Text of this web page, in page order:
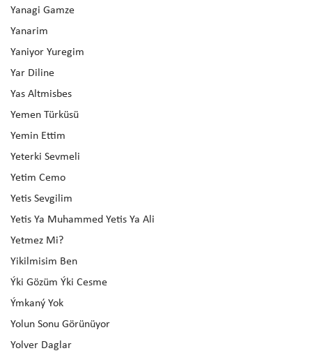
Yanagi Gamze
Yanarim
Yaniyor Yuregim
Yar Diline
Yas Altmisbes
Yemen Türküsü
Yemin Ettim
Yeterki Sevmeli
Yetim Cemo
Yetis Sevgilim
Yetis Ya Muhammed Yetis Ya Ali
Yetmez Mi?
Yikilmisim Ben
Ýki Gözüm Ýki Cesme
Ýmkaný Yok
Yolun Sonu Görünüyor
Yolver Daglar